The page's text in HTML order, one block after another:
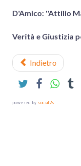
D'Amico: ''Attilio
Verità e Giustizia
Indietro
powered by social2s